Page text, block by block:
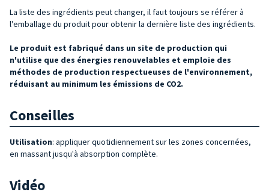
La liste des ingrédients peut changer, il faut toujours se référer à
l'emballage du produit pour obtenir la dernière liste des ingrédients.
Le produit est fabriqué dans un site de production qui
n'utilise que des énergies renouvelables et emploie des
méthodes de production respectueuses de l'environnement,
réduisant au minimum les émissions de CO2.
Conseilles
Utilisation: appliquer quotidiennement sur les zones concernées,
en massant jusqu'à absorption complète.
Vidéo